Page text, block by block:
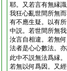
耶。又若言有無縁
我狂心亂世間所無
有不應生疑。以有
中説。若世間所無
汝言自相違。若無
法者是心心數法。
此中不説無法爲縁
若無以何爲因。又